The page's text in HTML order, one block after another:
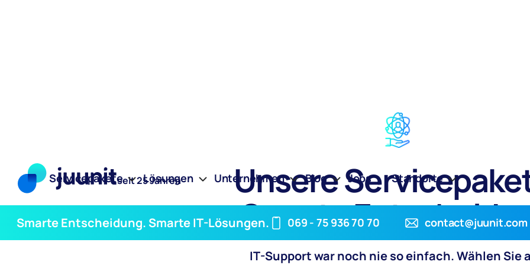
seit 25 Jahren
Servicepakete Lösungen Unternehmen Blog Jobs Standorte
Smarte Entscheidung. Smarte IT-Lösungen. 069 - 75 936 70 70 contact@juunit.com
Unsere
Smarte
IT-Support war noch nie so einfach. Wählen Sie